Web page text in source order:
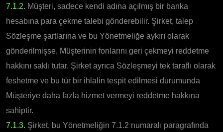
7.1.2. Müşteri, sadece kendi adına açılmış bir banka
hesabına para çekme talebi gönderebilir. Şirket, talep
Sözleşme şartlarına ve bu Yönetmeliğe aykırı olarak
gönderilmişse, Müşterinin fonlarını geri çekmeyi reddetme
hakkını saklı tutar. Şirket ayrıca Sözleşmeyi tek taraflı olarak
feshetme ve bu tür bir ihlalin tespit edilmesi durumunda
Müşteriye daha fazla hizmet vermeyi reddetme hakkına
sahiptir.
7.1.3. Şirket, bu Yönetmeliğin 7.1.2 numaralı paragrafında